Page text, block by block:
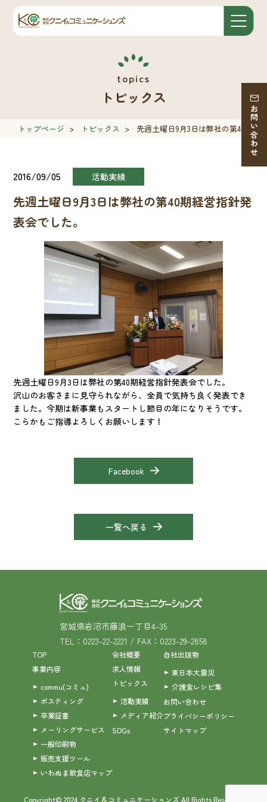
お問い合わせ
トピックス
トップページ > トピックス > 先週土曜日9月3日は弊社の第40期経
2016/09/05 活動実績
先週土曜日9月3日は弊社の第40期経営指針発
表会でした。
先週土曜日9月3日は弊社の第40期経営指針発表会でした。
沢山のお客さまに見守られながら、全員で気持ち良く発表でき
ました。今期は新事業もスタートし節目の年になりそうです。
こらかもご指導よろしくお願いします！
Facebook
一覧へ戻る
宮城県岩沼市藤浪一丁目4-35
TEL：0223-22-2221 / FAX：0223-29-2858
TOP
事業内容
commu(コミュ)
ポスティング
卒業証書
メーリングサービス
一般印刷物
販売支援ツール
いわぬま飲食店マップ
会社概要
求人情報
トピックス
活動実績
メディア紹介
SDGs
自社出版物
東日本大震災
介護食レシピ集
お問い合わせ
プライバシーポリシー
サイトマップ
Copyright© 2024 クニイ＆コミュニケーションズ All Rights Reserved.